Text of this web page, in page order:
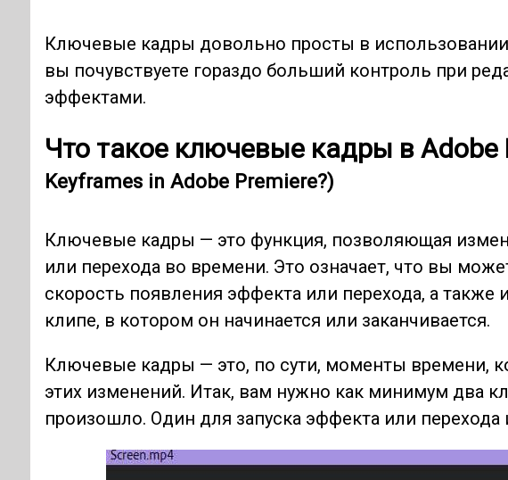
Ключевые кадры довольно просты в
вы почувствуете гораздо больший контроль при
эффектами.
Что такое ключевые кадры в Adobe
Keyframes in Adobe Premiere?)
Ключевые кадры — это функция, позволяющая
или перехода во времени. Это означает, что вы
скорость появления эффекта или перехода, а также
клипе, в котором он начинается или заканчивается.
Ключевые кадры — это, по сути, моменты времени,
этих изменений. Итак, вам нужно как минимум два
произошло. Один для запуска эффекта или